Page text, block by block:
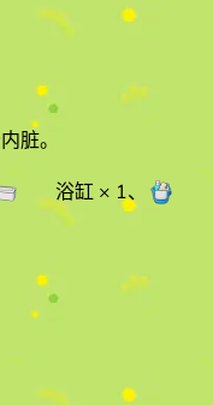
脏。
浴缸 × 1、